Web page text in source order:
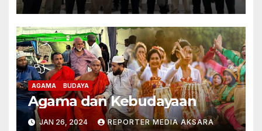
AGAMA BUDAYA
Agama dan Kebudayaan
JAN 26, 2024 REPORTER MEDIA AKSARA